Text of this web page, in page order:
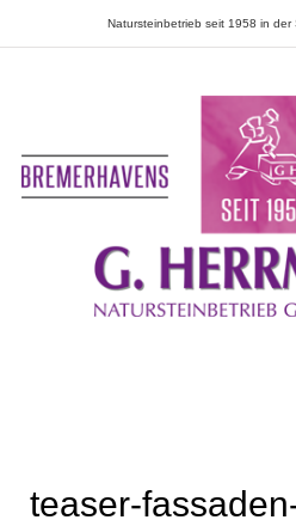
Natursteinbetrieb seit 1958 in der
teaser-